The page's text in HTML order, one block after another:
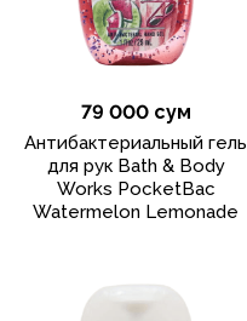
79 000 сум
Антибактериальный гель
для рук Bath & Body
Works PocketBac
Watermelon Lemonade